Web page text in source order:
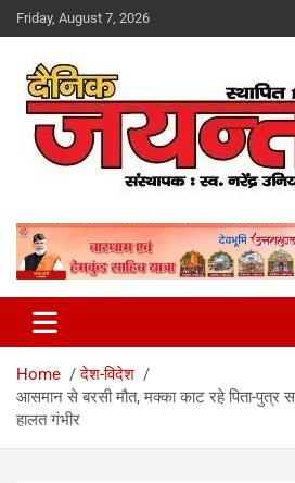
Skip
to
Friday, August 7, 2026
Dainik Jayant
Home
देश-विदेश
आसमान से बरसी मौत, मक्का काट रहे पिता-पुत्र
हालत गंभीर